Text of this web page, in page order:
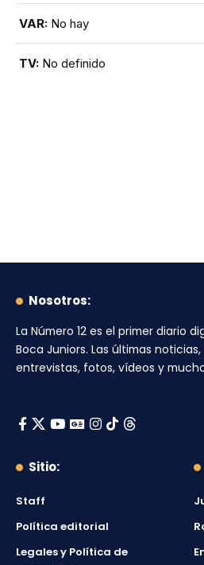
VAR: No hay
TV: No definido
Nosotros:
La Número 12 es el primer diario
Boca Juniors. Las últimas
entrevistas, fotos, vídeos y
Sitio:
Staff
Política editorial
Legales y Política de